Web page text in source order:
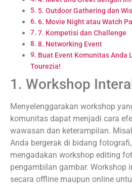
5. Outdoor Gathering dan
6. Movie Night atau Watch
7. Kompetisi dan Challenge
8. Networking Event
Buat Event Komunitas Anda
Tourezia!
1. Workshop
Menyelenggarakan workshop
komunitas dapat menjadi cara
wawasan dan keterampilan.
Anda bergerak di bidang
mengadakan workshop editing
pengambilan gambar. Workshop
secara offline maupun online